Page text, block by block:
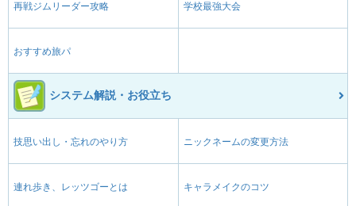
再戦ジムリーダー攻略 学校最強大会
おすすめ旅パ
システム解説・お役立ち
技思い出し・忘れのやり方 ニックネームの変更方法
連れ歩き、レッツゴーとは キャラメイクのコツ